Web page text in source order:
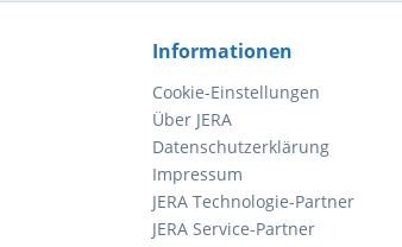
Informationen
Cookie-Einstellungen
Über JERA
Datenschutzerklärung
Impressum
JERA Technologie-Partner
JERA Service-Partner